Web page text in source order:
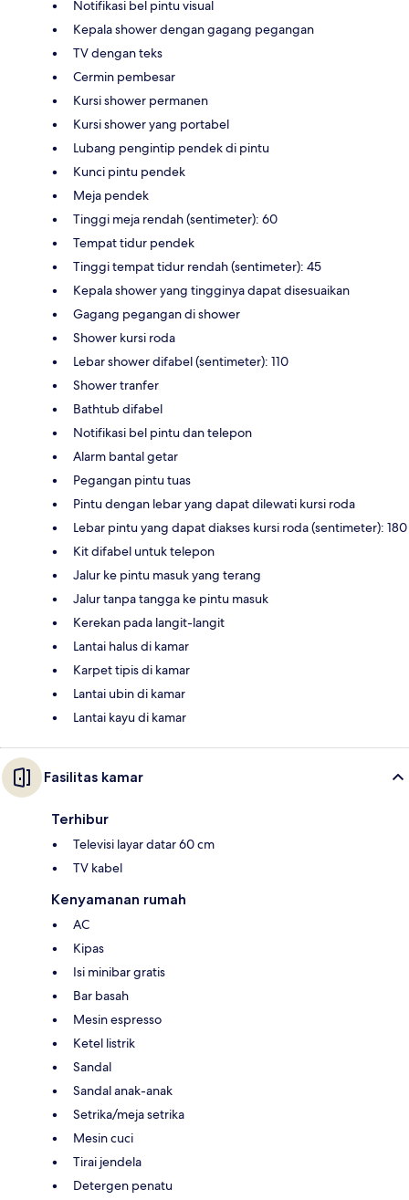
Notifikasi bel pintu visual
Kepala shower dengan gagang pegangan
TV dengan teks
Cermin pembesar
Kursi shower permanen
Kursi shower yang portabel
Lubang pengintip pendek di pintu
Kunci pintu pendek
Meja pendek
Tinggi meja rendah (sentimeter): 60
Tempat tidur pendek
Tinggi tempat tidur rendah (sentimeter): 45
Kepala shower yang tingginya dapat disesuaikan
Gagang pegangan di shower
Shower kursi roda
Lebar shower difabel (sentimeter): 110
Shower tranfer
Bathtub difabel
Notifikasi bel pintu dan telepon
Alarm bantal getar
Pegangan pintu tuas
Pintu dengan lebar yang dapat dilewati kursi roda
Lebar pintu yang dapat diakses kursi roda (sentimeter): 180
Kit difabel untuk telepon
Jalur ke pintu masuk yang terang
Jalur tanpa tangga ke pintu masuk
Kerekan pada langit-langit
Lantai halus di kamar
Karpet tipis di kamar
Lantai ubin di kamar
Lantai kayu di kamar
Fasilitas kamar
Terhibur
Televisi layar datar 60 cm
TV kabel
Kenyamanan rumah
AC
Kipas
Isi minibar gratis
Bar basah
Mesin espresso
Ketel listrik
Sandal
Sandal anak-anak
Setrika/meja setrika
Mesin cuci
Tirai jendela
Detergen penatu